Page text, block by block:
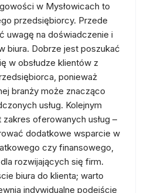
w Mysłowicach to
przedsiębiorcy. Przede
uwagę na doświadczenie i
biura. Dobrze jest poszukać
w obsłudze klientów z
ponieważ
branży może znacząco
usług. Kolejnym
oferowanych usług –
dodatkowe wsparcie w
czy finansowego,
rozwijających się firm.
biura do klienta; warto
indywidualne podejście